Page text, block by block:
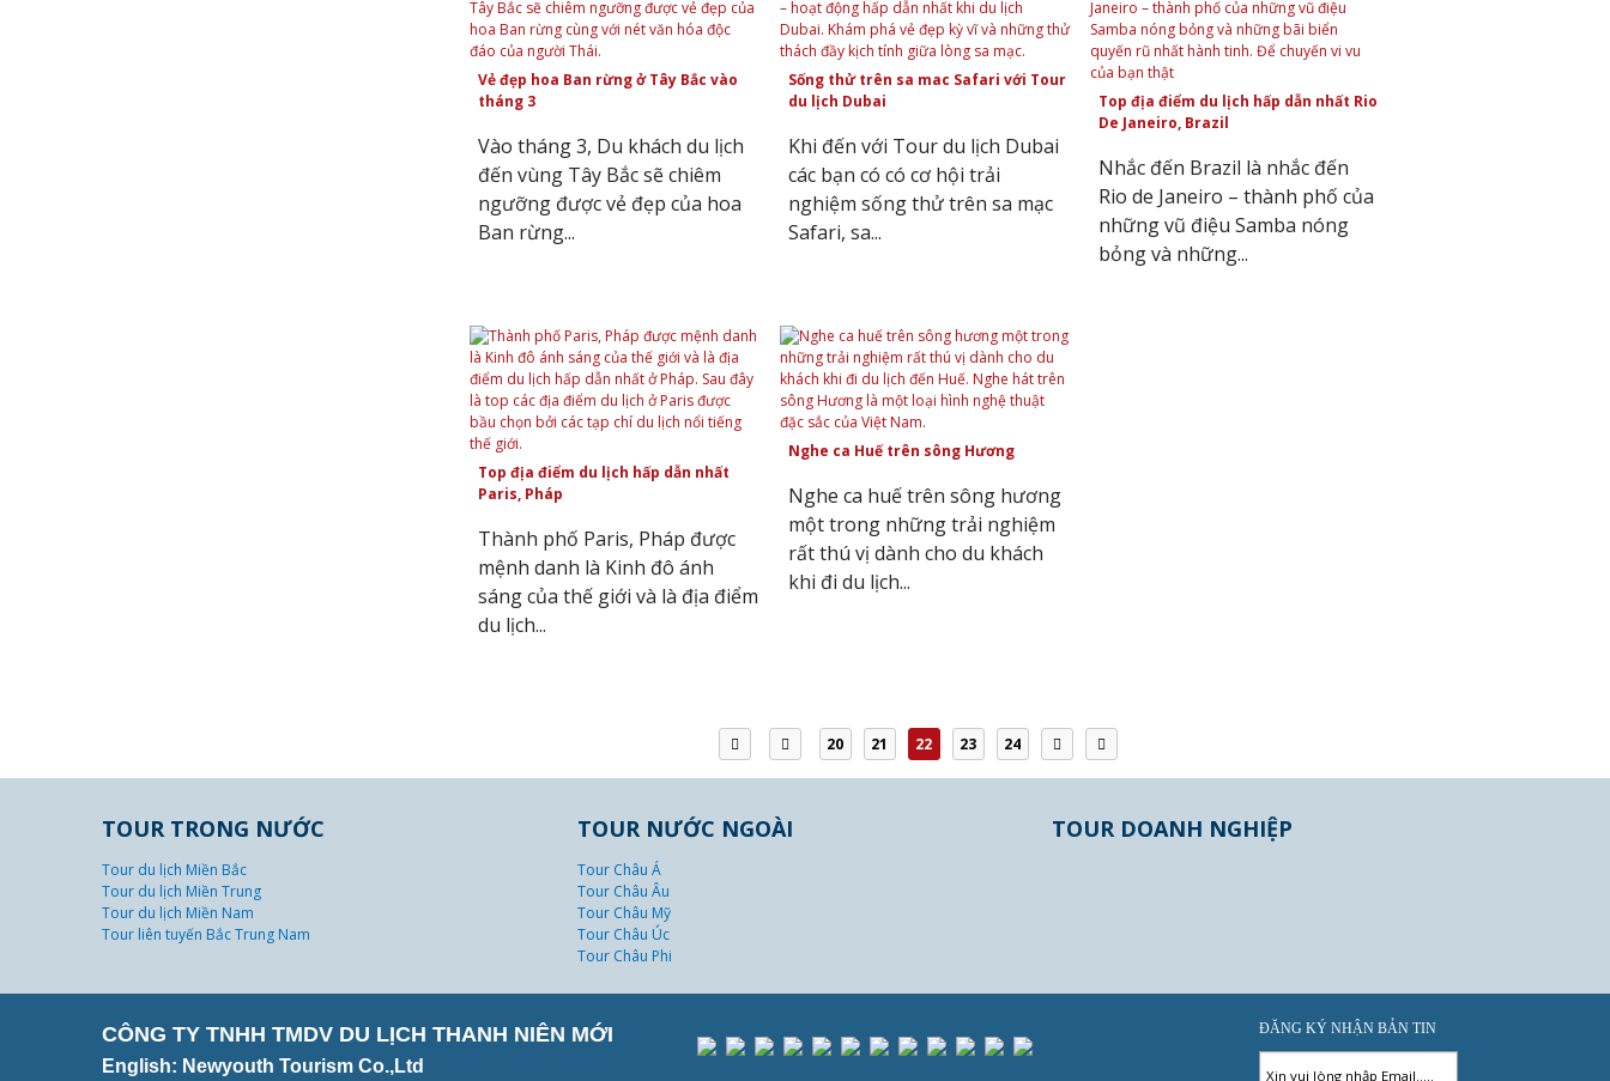
Vẻ đẹp hoa Ban rừng ở Tây Bắc vào
tháng 3
Vào tháng 3, Du khách du lịch
đến vùng Tây Bắc sẽ chiêm
ngưỡng được vẻ đẹp của hoa
Ban rừng...
Sống thử trên sa mac Safari với Tour
du lịch Dubai
Khi đến với Tour du lịch Dubai
các bạn có có cơ hội trải
nghiệm sống thử trên sa mạc
Safari, sa...
Top địa điểm du lịch hấp dẫn nhất Rio
De Janeiro, Brazil
Nhắc đến Brazil là nhắc đến
Rio de Janeiro – thành phố của
những vũ điệu Samba nóng
bỏng và những...
Top địa điểm du lịch hấp dẫn nhất
Paris, Pháp
Thành phố Paris, Pháp được
mệnh danh là Kinh đô ánh
sáng của thế giới và là địa điểm
du lịch...
Nghe ca Huế trên sông Hương
Nghe ca huế trên sông hương
một trong những trải nghiệm
rất thú vị dành cho du khách
khi đi du lịch...
20 21 22 23 24
TOUR TRONG NƯỚC
Tour du lịch Miền Bắc
Tour du lịch Miền Trung
Tour du lịch Miền Nam
Tour liên tuyến Bắc Trung Nam
TOUR NƯỚC NGOÀI
Tour Châu Á
Tour Châu Âu
Tour Châu Mỹ
Tour Châu Úc
Tour Châu Phi
TOUR DOANH NGHIỆP
CÔNG TY TNHH TMDV DU LỊCH THANH NIÊN MỚI
English: Newyouth Tourism Co.,Ltd
ĐĂNG KÝ NHẬN BẢN TIN